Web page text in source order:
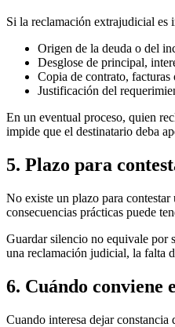
Si la reclamación extrajudicial es
Origen de la deuda o del
Desglose de principal,
Copia de contrato, facturas
Justificación del
En un eventual proceso, quien
impide que el destinatario deba
5. Plazo para
No existe un plazo para contestar
consecuencias prácticas puede
Guardar silencio no equivale por
una reclamación judicial, la falta
6. Cuándo conviene
Cuando interesa dejar constancia